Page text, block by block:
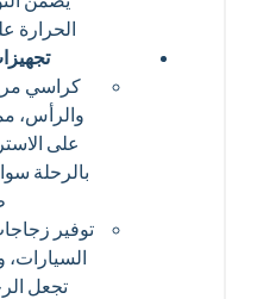
الحرارة
كراسي
والرأس،
على
بالرحلة
توفير
السيارات،
تجعل